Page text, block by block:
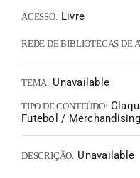
ACESSO: Livre
REDE DE BIBLIOTECAS DE
TEMA: Unavailable
TIPO DE CONTEÚDO:
Futebol / Merchandising
DESCRIÇÃO: Unavailable